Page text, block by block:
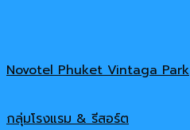
Novotel Phuket Vintaga Park
กลุ่มโรงแรม & รีสอร์ต